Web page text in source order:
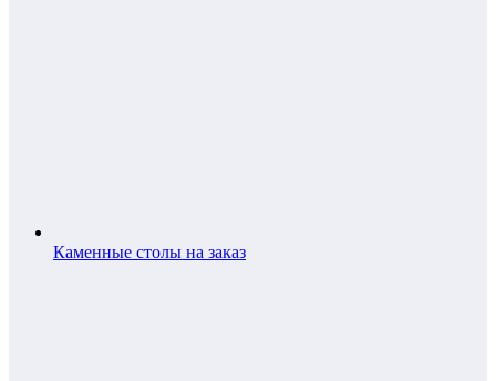
Каменные столы на заказ